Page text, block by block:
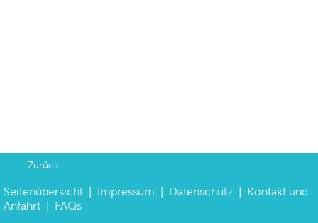
Zurück
Seitenübersicht Impressum Datenschutz
Kontakt und
Anfahrt
FAQs